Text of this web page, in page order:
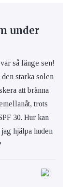
under
så länge sen!
starka solen
att bränna
trots
30. Hur kan
hjälpa huden